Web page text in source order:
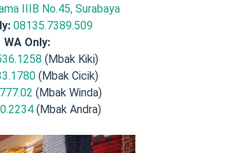
IIIB No.45, Surabaya
08135.7389.509
WA Only:
(Mbak Kiki)
(Mbak Cicik)
(Mbak Winda)
(Mbak Andra)